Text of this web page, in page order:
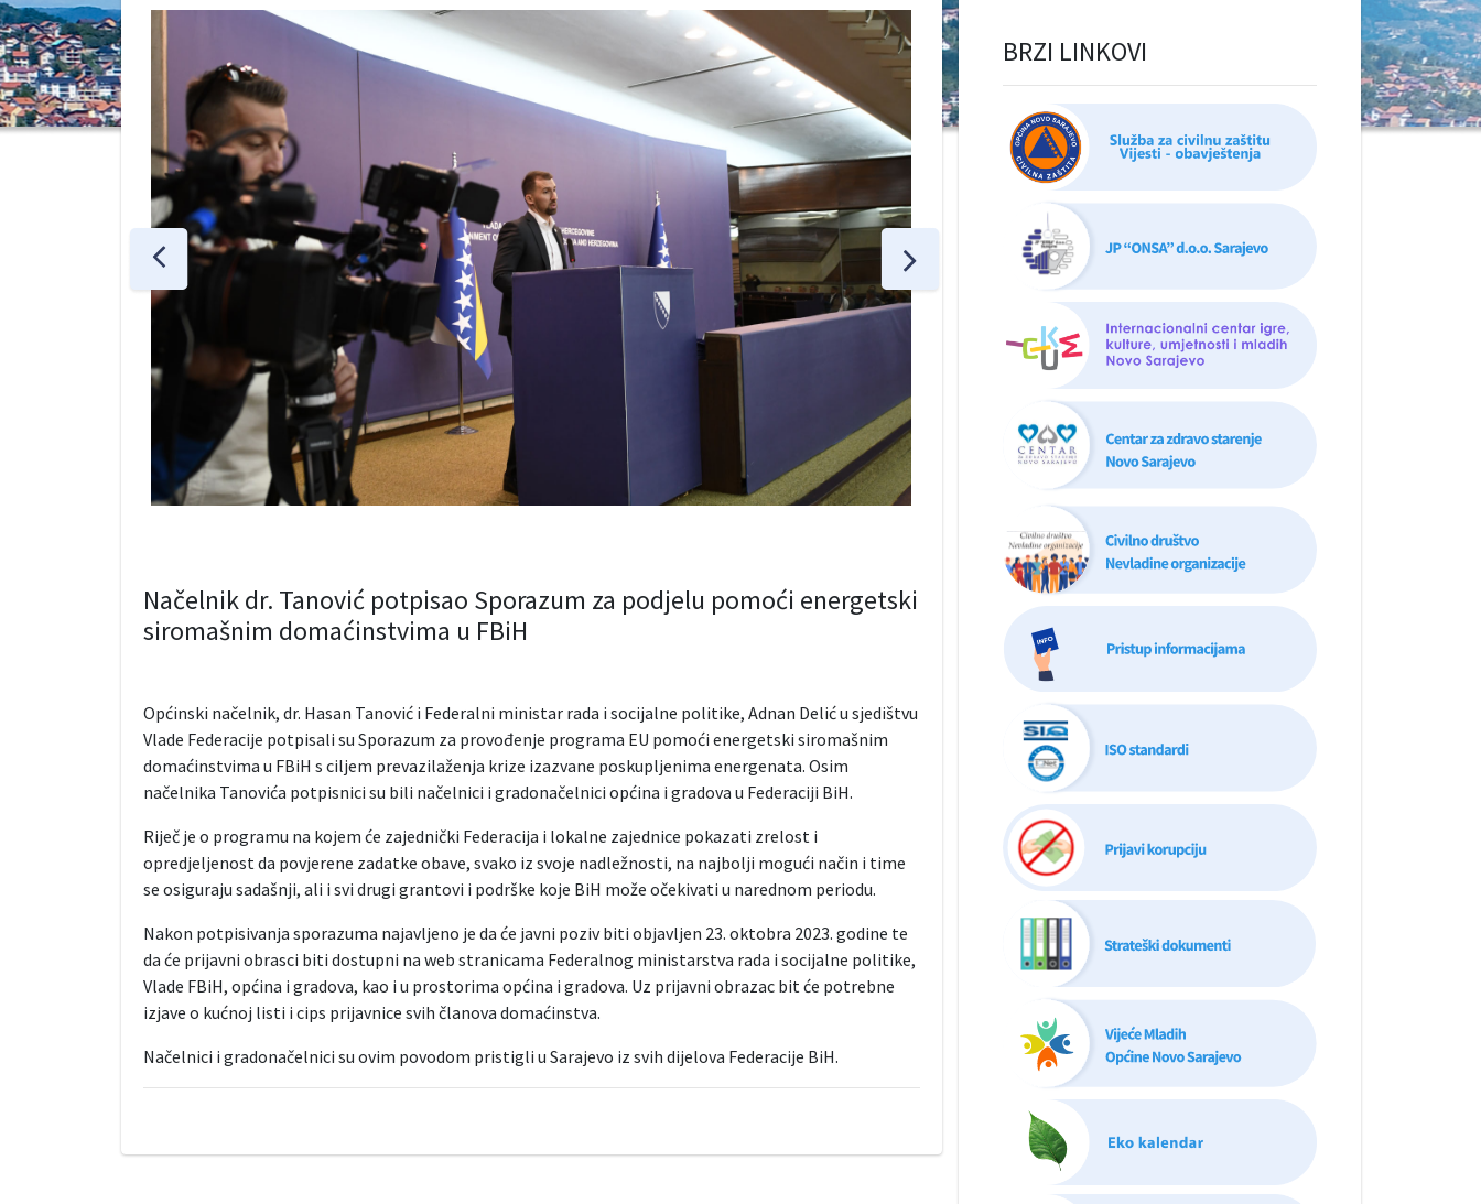
Načelnik dr. Tanović potpisao Sporazum za podjelu pomoći energetski
siromašnim domaćinstvima u FBiH
Općinski načelnik, dr. Hasan Tanović i Federalni ministar rada i socijalne politike, Adnan Delić u sjedištvu
Vlade Federacije potpisali su Sporazum za provođenje programa EU pomoći energetski siromašnim
domaćinstvima u FBiH s ciljem prevazilaženja krize izazvane poskupljenima energenata. Osim
načelnika Tanovića potpisnici su bili načelnici i gradonačelnici općina i gradova u Federaciji BiH.
Riječ je o programu na kojem će zajednički Federacija i lokalne zajednice pokazati zrelost i
opredjeljenost da povjerene zadatke obave, svako iz svoje nadležnosti, na najbolji mogući način i time
se osiguraju sadašnji, ali i svi drugi grantovi i podrške koje BiH može očekivati u narednom periodu.
Nakon potpisivanja sporazuma najavljeno je da će javni poziv biti objavljen 23. oktobra 2023. godine te
da će prijavni obrasci biti dostupni na web stranicama Federalnog ministarstva rada i socijalne politike,
Vlade FBiH, općina i gradova, kao i u prostorima općina i gradova. Uz prijavni obrazac bit će potrebne
izjave o kućnoj listi i cips prijavnice svih članova domaćinstva.
Načelnici i gradonačelnici su ovim povodom pristigli u Sarajevo iz svih dijelova Federacije BiH.
BRZI LINKOVI